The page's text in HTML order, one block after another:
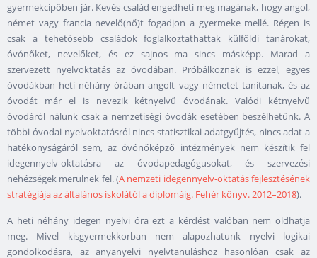
gyermekcipőben jár. Kevés család engedheti meg magának, hogy angol,
német vagy francia nevelő(nő)t fogadjon a gyermeke mellé. Régen is
csak a tehetősebb családok foglalkoztathattak külföldi tanárokat,
óvónőket, nevelőket, és ez sajnos ma sincs másképp. Marad a
szervezett nyelvoktatás az óvodában. Próbálkoznak is ezzel, egyes
óvodákban heti néhány órában angolt vagy németet tanítanak, és az
óvodát már el is nevezik kétnyelvű óvodának. Valódi kétnyelvű
óvodáról nálunk csak a nemzetiségi óvodák esetében beszélhetünk. A
többi óvodai nyelvoktatásról nincs statisztikai adatgyűjtés, nincs adat a
hatékonyságáról sem, az óvónőképző intézmények nem készítik fel
idegennyelv-oktatásra az óvodapedagógusokat, és szervezési
nehézségek merülnek fel. (A nemzeti idegennyelv-oktatás fejlesztésének
stratégiája az általános iskolától a diplomáig. Fehér könyv. 2012–2018).
A heti néhány idegen nyelvi óra ezt a kérdést valóban nem oldhatja
meg. Mivel kisgyermekkorban nem alapozhatunk nyelvi logikai
gondolkodásra, az anyanyelvi nyelvtanuláshoz hasonlóan csak az